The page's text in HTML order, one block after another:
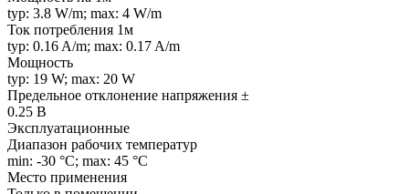
typ: 3.8 W/m; max: 4 W/m
Ток потребления 1м
typ: 0.16 A/m; max: 0.17 A/m
Мощность
typ: 19 W; max: 20 W
Предельное отклонение напряжения ±
0.25 В
Эксплуатационные
Диапазон рабочих температур
min: -30 °C; max: 45 °C
Место применения